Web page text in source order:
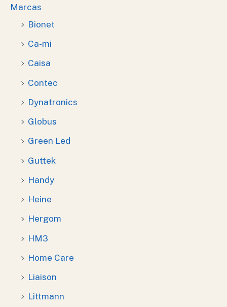
Marcas
Bionet
Ca-mi
Caisa
Contec
Dynatronics
Globus
Green Led
Guttek
Handy
Heine
Hergom
HM3
Home Care
Liaison
Littmann